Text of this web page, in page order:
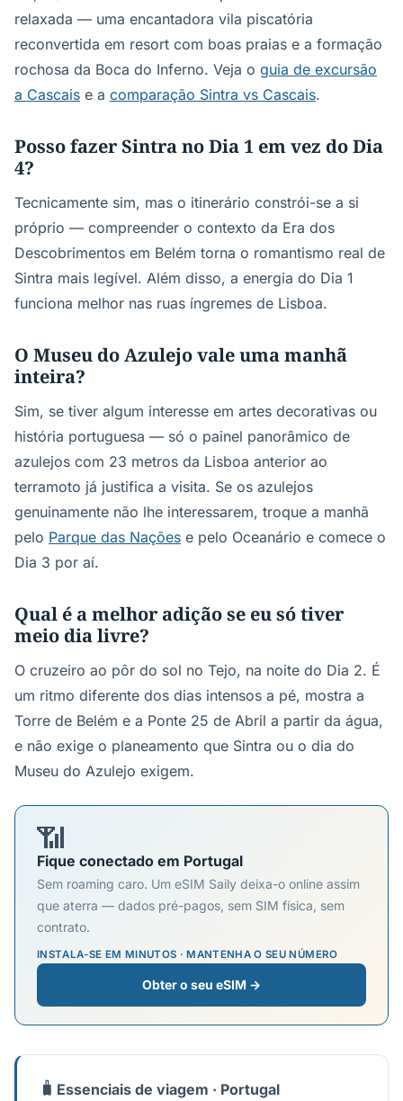
relaxada — uma encantadora vila piscatória
reconvertida em resort com boas praias e a formação
rochosa da Boca do Inferno. Veja o guia de excursão
a Cascais e a comparação Sintra vs Cascais.
Posso fazer Sintra no Dia 1 em vez do Dia
4?
Tecnicamente sim, mas o itinerário constrói-se a si
próprio — compreender o contexto da Era dos
Descobrimentos em Belém torna o romantismo real de
Sintra mais legível. Além disso, a energia do Dia 1
funciona melhor nas ruas íngremes de Lisboa.
O Museu do Azulejo vale uma manhã
inteira?
Sim, se tiver algum interesse em artes decorativas ou
história portuguesa — só o painel panorâmico de
azulejos com 23 metros da Lisboa anterior ao
terramoto já justifica a visita. Se os azulejos
genuinamente não lhe interessarem, troque a manhã
pelo Parque das Nações e pelo Oceanário e comece o
Dia 3 por aí.
Qual é a melhor adição se eu só tiver
meio dia livre?
O cruzeiro ao pôr do sol no Tejo, na noite do Dia 2. É
um ritmo diferente dos dias intensos a pé, mostra a
Torre de Belém e a Ponte 25 de Abril a partir da água,
e não exige o planeamento que Sintra ou o dia do
Museu do Azulejo exigem.
📶
Fique conectado em Portugal
Sem roaming caro. Um eSIM Saily deixa-o online assim
que aterra — dados pré-pagos, sem SIM física, sem
contrato.
INSTALA-SE EM MINUTOS · MANTENHA O SEU NÚMERO
Obter o seu eSIM →
🧳 Essenciais de viagem · Portugal